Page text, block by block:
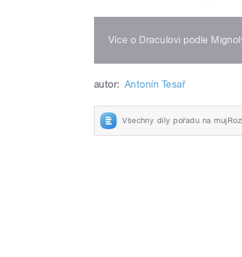
Více o Draculovi podle
autor: Antonín Tesař
Všechny díly pořadu na